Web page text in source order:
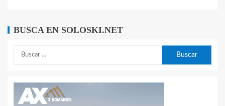
BUSCA EN SOLOSKI.NET